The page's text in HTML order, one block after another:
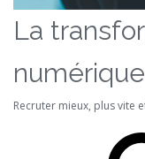
La
numérique
Recruter mieux, plus vite